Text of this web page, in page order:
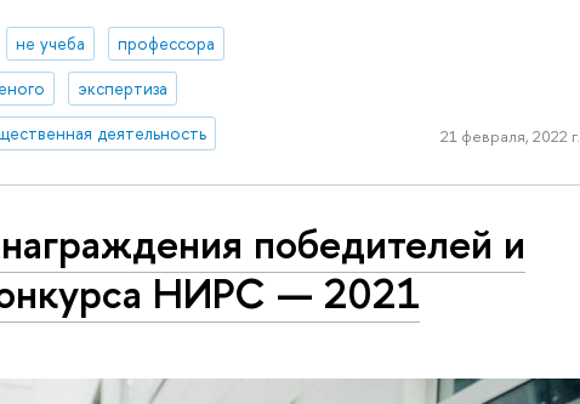
не учеба
профессора
экспертиза
деятельность 21 февраля, 2022 г.
победителей и
НИРС — 2021